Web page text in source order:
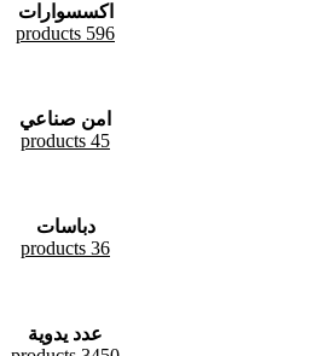
اكسسوارات
596 products
امن صناعي
45 products
دباسات
36 products
عدد يدوية